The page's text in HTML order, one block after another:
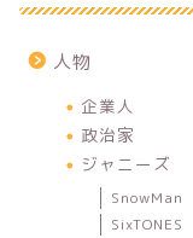
人物
企業人
政治家
ジャニーズ
SnowMan
SixTONES